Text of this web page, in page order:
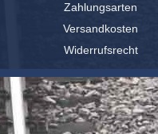
Zahlungsarten
Versandkosten
Widerrufsrecht